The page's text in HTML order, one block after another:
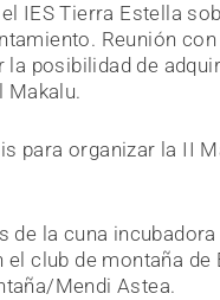
IES Tierra Estella
Reunión
posibilidad de
Makalu.
para organizar la II
de la cuna
club de montaña de
Mendi Astea.